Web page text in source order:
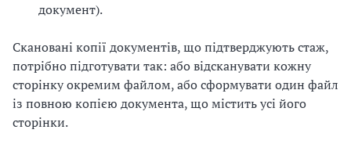
документ).
Скановані копії документів, що підтверджують стаж,
потрібно підготувати так: або відсканувати кожну
сторінку окремим файлом, або сформувати один файл
із повною копією документа, що містить усі його
сторінки.